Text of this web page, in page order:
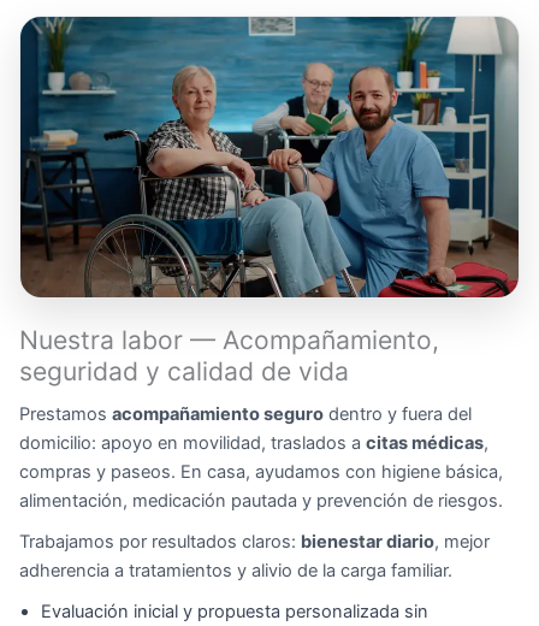
Nuestra labor — Acompañamiento,
seguridad y calidad de vida
Prestamos acompañamiento seguro dentro y fuera del
domicilio: apoyo en movilidad, traslados a citas médicas,
compras y paseos. En casa, ayudamos con higiene básica,
alimentación, medicación pautada y prevención de riesgos.
Trabajamos por resultados claros: bienestar diario, mejor
adherencia a tratamientos y alivio de la carga familiar.
Evaluación inicial y propuesta personalizada sin